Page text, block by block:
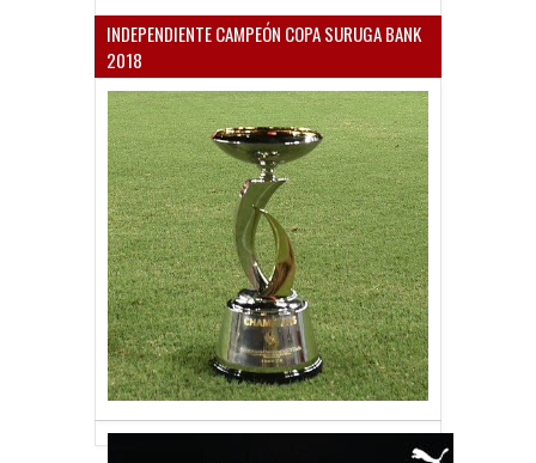
INDEPENDIENTE CAMPEÓN COPA SURUGA BANK
2018